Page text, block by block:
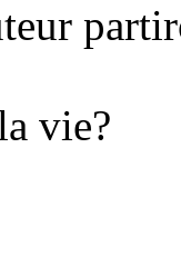
vie?